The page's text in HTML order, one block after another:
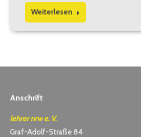
Weiterlesen
Anschrift
lehrer nrw e. V.
Graf-Adolf-Straße 84